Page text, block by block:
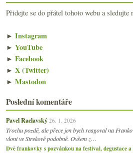
Přidejte se do přátel tohoto webu a sledujte
► Instagram
► YouTube
► Facebook
► X (Twitter)
► Mastodon
Poslední komentáře
Pavel Raclavský 26. 1. 2026
Trochu pozdě, ale přece jen bych reagoval na
vloni ve Strekově podobně. Ovšem z…
Dvě frankovky s pozvánkou na festival, degustace